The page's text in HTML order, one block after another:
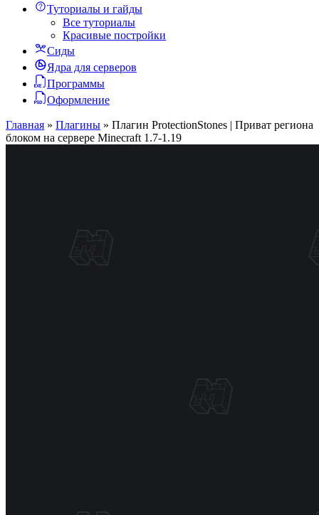
Туториалы и гайды
Все туториалы
Красивые постройки
Сиды
Ядра для серверов
Программы
Оформление
Главная » Плагины » Плагин ProtectionStones | Приват региона
блоком на сервере Minecraft 1.7-1.19